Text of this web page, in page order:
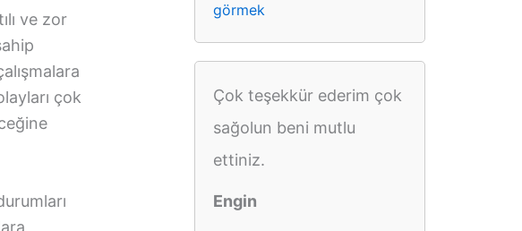
ve zor
çok
görmek
Çok teşekkür ederim çok
sağolun beni mutlu
ettiniz.
Engin